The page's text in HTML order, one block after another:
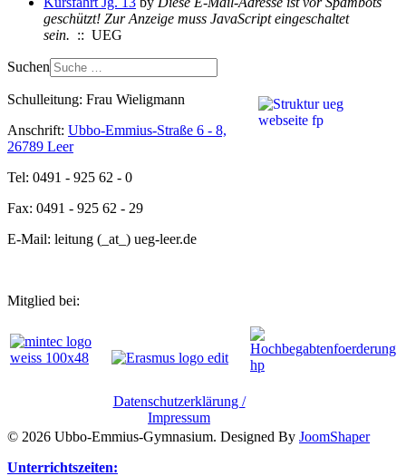
geschützt! Zur Anzeige muss JavaScript eingeschaltet
sein. :: UEG
Suchen
Schulleitung: Frau Wieligmann
Anschrift: Ubbo-Emmius-Straße 6 - 8,
26789 Leer
Tel: 0491 - 925 62 - 0
Fax: 0491 - 925 62 - 29
E-Mail: leitung (_at_) ueg-leer.de
Mitglied bei:
Datenschutzerklärung /
Impressum
© 2026 Ubbo-Emmius-Gymnasium. Designed By JoomShaper
Unterrichtszeiten: